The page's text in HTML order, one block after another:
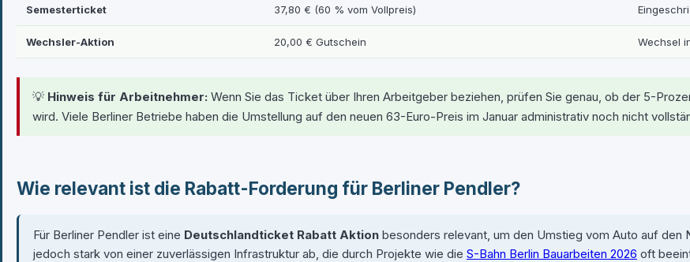
Semesterticket 37,80 € (60 % vom Vollpreis)
Wechsler-Aktion 20,00 € Gutschein Wechsel
💡 Hinweis für Arbeitnehmer: Wenn Sie das Ticket über Ihren Arbeitgeber beziehen, prüfen Sie genau, ob der 5-
wird. Viele Berliner Betriebe haben die Umstellung auf den neuen 63-Euro-Preis im Januar administrativ noch nicht
Wie relevant ist die Rabatt-Forderung für Berliner Pendler?
Für Berliner Pendler ist eine Deutschlandticket Rabatt Aktion besonders relevant, um den Umstieg vom Auto auf
jedoch stark von einer zuverlässigen Infrastruktur ab, die durch Projekte wie die S-Bahn Berlin Bauarbeiten 2026 oft